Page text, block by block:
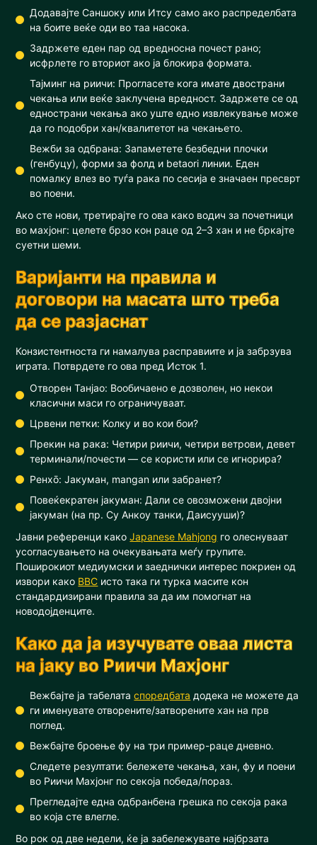
Додавајте Саншоку или Итсу само ако распределбата
на боите веќе оди во таа насока.
Задржете еден пар од вредносна почест рано;
исфрлете го вториот ако ја блокира формата.
Тајминг на риичи: Прогласете кога имате двострани
чекања или веќе заклучена вредност. Задржете се од
еднострани чекања ако уште едно извлекување може
да го подобри хан/квалитетот на чекањето.
Вежби за одбрана: Запаметете безбедни плочки
(генбуцу), форми за фолд и betaori линии. Еден
помалку влез во туѓа рака по сесија е значаен пресврт
во поени.
Ако сте нови, третирајте го ова како водич за почетници
во махјонг: целете брзо кон раце од 2–3 хан и не бркајте
суетни шеми.
Варијанти на правила и
договори на масата што треба
да се разјаснат
Конзистентноста ги намалува расправиите и ја забрзува
играта. Потврдете го ова пред Исток 1.
Отворен Танјао: Вообичаено е дозволен, но некои
класични маси го ограничуваат.
Црвени петки: Колку и во кои бои?
Прекин на рака: Четири риичи, четири ветрови, девет
терминали/почести — се користи или се игнорира?
Ренхō: Јакуман, mangan или забранет?
Повеќекратен јакуман: Дали се овозможени двојни
јакуман (на пр. Су Анкоу танки, Даисууши)?
Јавни референци какоJapanese Mahjong го олеснуваат
усогласувањето на очекувањата меѓу групите.
Поширокиот медиумски и заеднички интерес покриен од
извори како BBC исто така ги турка масите кон
стандардизирани правила за да им помогнат на
новодојденците.
Како да ја изучувате оваа листа
на јаку во Риичи Махјонг
Вежбајте ја табелатаспоредбата додека не можете да
ги именувате отворените/затворените хан на прв
поглед.
Вежбајте броење фу на три пример-раце дневно.
Следете резултати: бележете чекања, хан, фу и поени
во Риичи Махјонг по секоја победа/пораз.
Прегледајте една одбранбена грешка по секоја рака
во која сте влегле.
Во рок од две недели, ќе ја забележувате најбрзата